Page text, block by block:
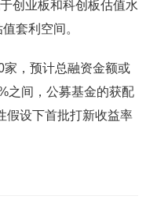
创业板和科创板估值水
套利空间。
家，预计总融资金额或
之间，公募基金的获配
假设下首批打新收益率